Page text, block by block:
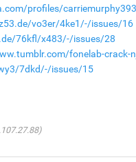
profiles/carriemurphy393
vo3er/4ke1/-/issues/16
76kfl/x483/-/issues/28
fonelab-crack-
7dkd/-/issues/15